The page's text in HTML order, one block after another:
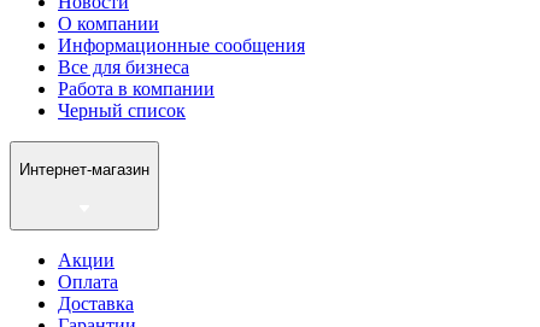
О компании
Информационные сообщения
Все для бизнеса
Работа в компании
Черный список
Интернет-магазин
Акции
Оплата
Доставка